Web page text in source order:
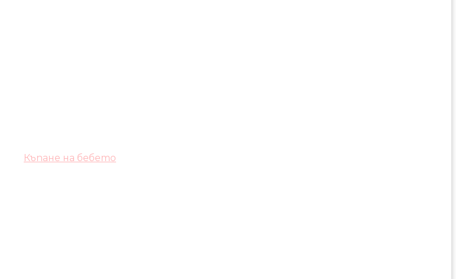
Къпане на бебето